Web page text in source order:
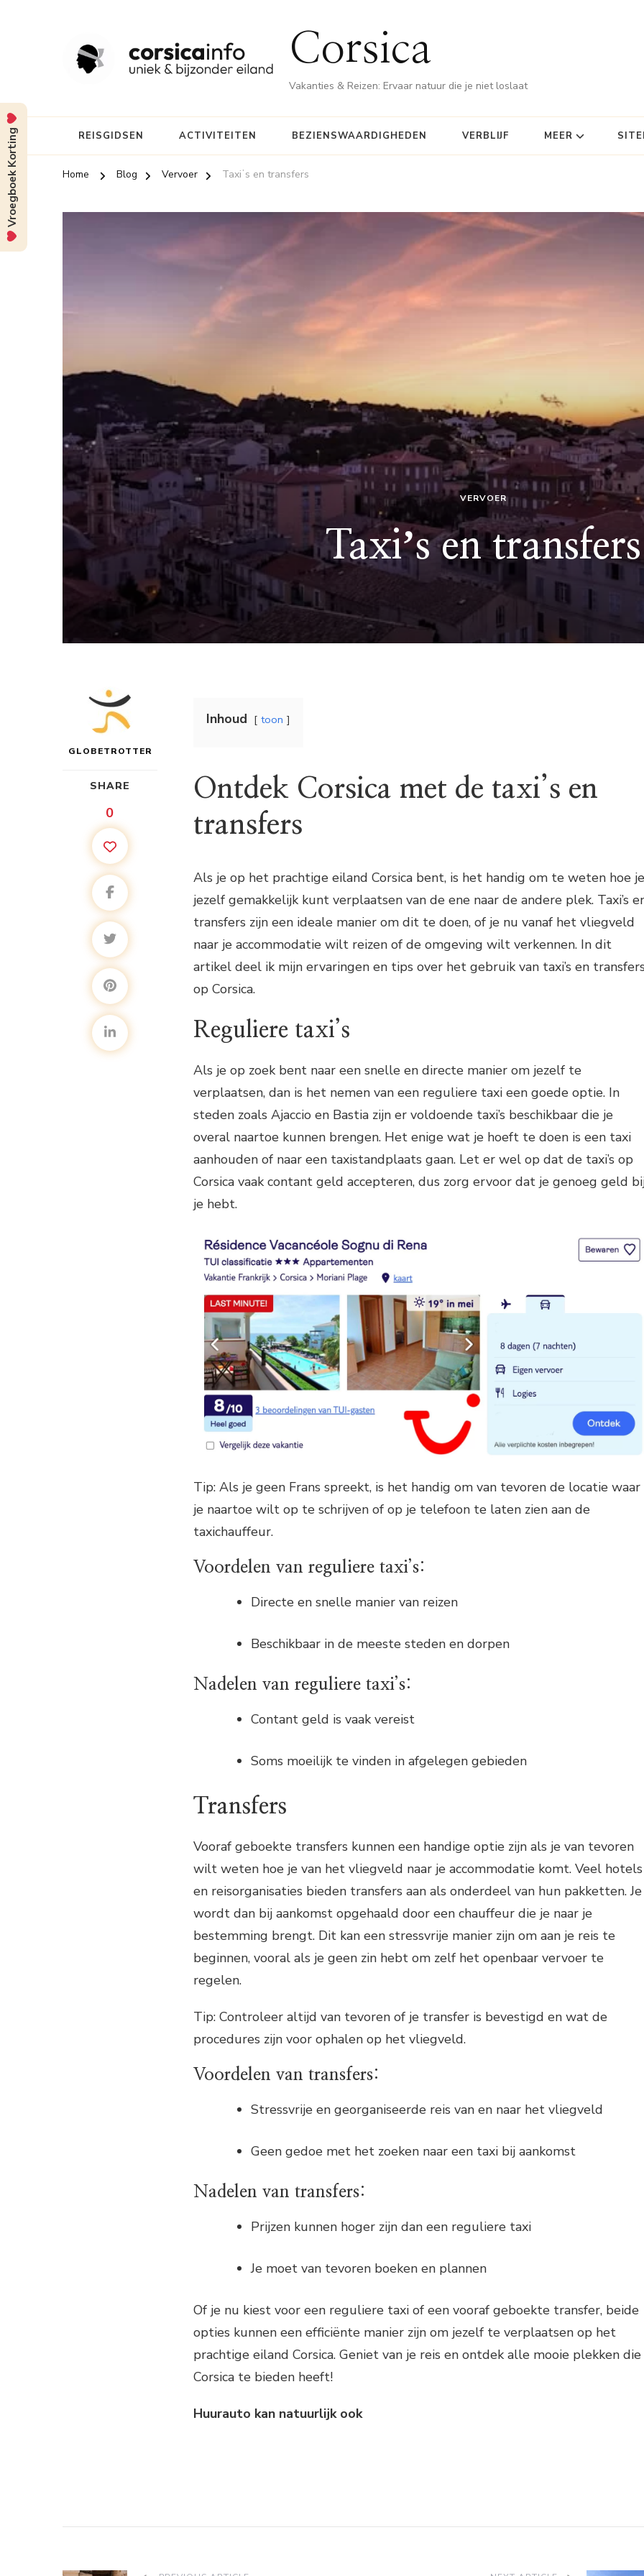
Corsica
Vakanties & Reizen: Ervaar natuur die je niet loslaat
REISGIDSEN ACTIVITEITEN BEZIENSWAARDIGHEDEN VERBLIJF MEER
Home Blog Vervoer Taxiʼs en transfers
VERVOER
Taxiʼs en transfers
GLOBETROTTER
SHARE
0
Inhoud toon
Ontdek Corsica met de taxi’s en
transfers
Als je op het prachtige eiland Corsica bent, is het handig om te weten hoe je
jezelf gemakkelijk kunt verplaatsen van de ene naar de andere plek. Taxi’s
transfers zijn een ideale manier om dit te doen, of je nu vanaf het vliegveld
naar je accommodatie wilt reizen of de omgeving wilt verkennen. In dit
artikel deel ik mijn ervaringen en tips over het gebruik van taxi’s en
op Corsica.
Reguliere taxi’s
Als je op zoek bent naar een snelle en directe manier om jezelf te
verplaatsen, dan is het nemen van een reguliere taxi een goede optie. In
steden zoals Ajaccio en Bastia zijn er voldoende taxi’s beschikbaar die je
overal naartoe kunnen brengen. Het enige wat je hoeft te doen is een taxi
aanhouden of naar een taxistandplaats gaan. Let er wel op dat de taxi’s op
Corsica vaak contant geld accepteren, dus zorg ervoor dat je genoeg geld
je hebt.
Tip: Als je geen Frans spreekt, is het handig om van tevoren de locatie waar
je naartoe wilt op te schrijven of op je telefoon te laten zien aan de
taxichauffeur.
Voordelen van reguliere taxi’s:
Directe en snelle manier van reizen
Beschikbaar in de meeste steden en dorpen
Nadelen van reguliere taxi’s:
Contant geld is vaak vereist
Soms moeilijk te vinden in afgelegen gebieden
Transfers
Vooraf geboekte transfers kunnen een handige optie zijn als je van tevoren
wilt weten hoe je van het vliegveld naar je accommodatie komt. Veel hotels
en reisorganisaties bieden transfers aan als onderdeel van hun pakketten. Je
wordt dan bij aankomst opgehaald door een chauffeur die je naar je
bestemming brengt. Dit kan een stressvrije manier zijn om aan je reis te
beginnen, vooral als je geen zin hebt om zelf het openbaar vervoer te
regelen.
Tip: Controleer altijd van tevoren of je transfer is bevestigd en wat de
procedures zijn voor ophalen op het vliegveld.
Voordelen van transfers:
Stressvrije en georganiseerde reis van en naar het vliegveld
Geen gedoe met het zoeken naar een taxi bij aankomst
Nadelen van transfers:
Prijzen kunnen hoger zijn dan een reguliere taxi
Je moet van tevoren boeken en plannen
Of je nu kiest voor een reguliere taxi of een vooraf geboekte transfer, beide
opties kunnen een efficiënte manier zijn om jezelf te verplaatsen op het
prachtige eiland Corsica. Geniet van je reis en ontdek alle mooie plekken die
Corsica te bieden heeft!
Huurauto kan natuurlijk ook
Vroegboek Korting